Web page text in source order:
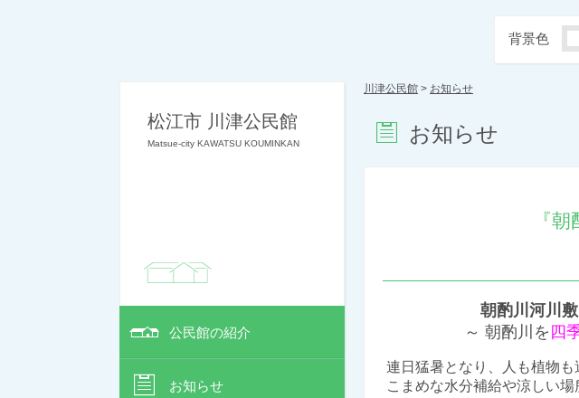
松江市 川津公民館
Matsue-city KAWATSU KOUMINKAN
公民館の紹介
お知らせ
背景色
川津公民館 > お知らせ
お知らせ
『
朝酌川河川
～ 朝酌川を 四
連日猛暑となり、人も植物も
こまめな水分補給や涼しい